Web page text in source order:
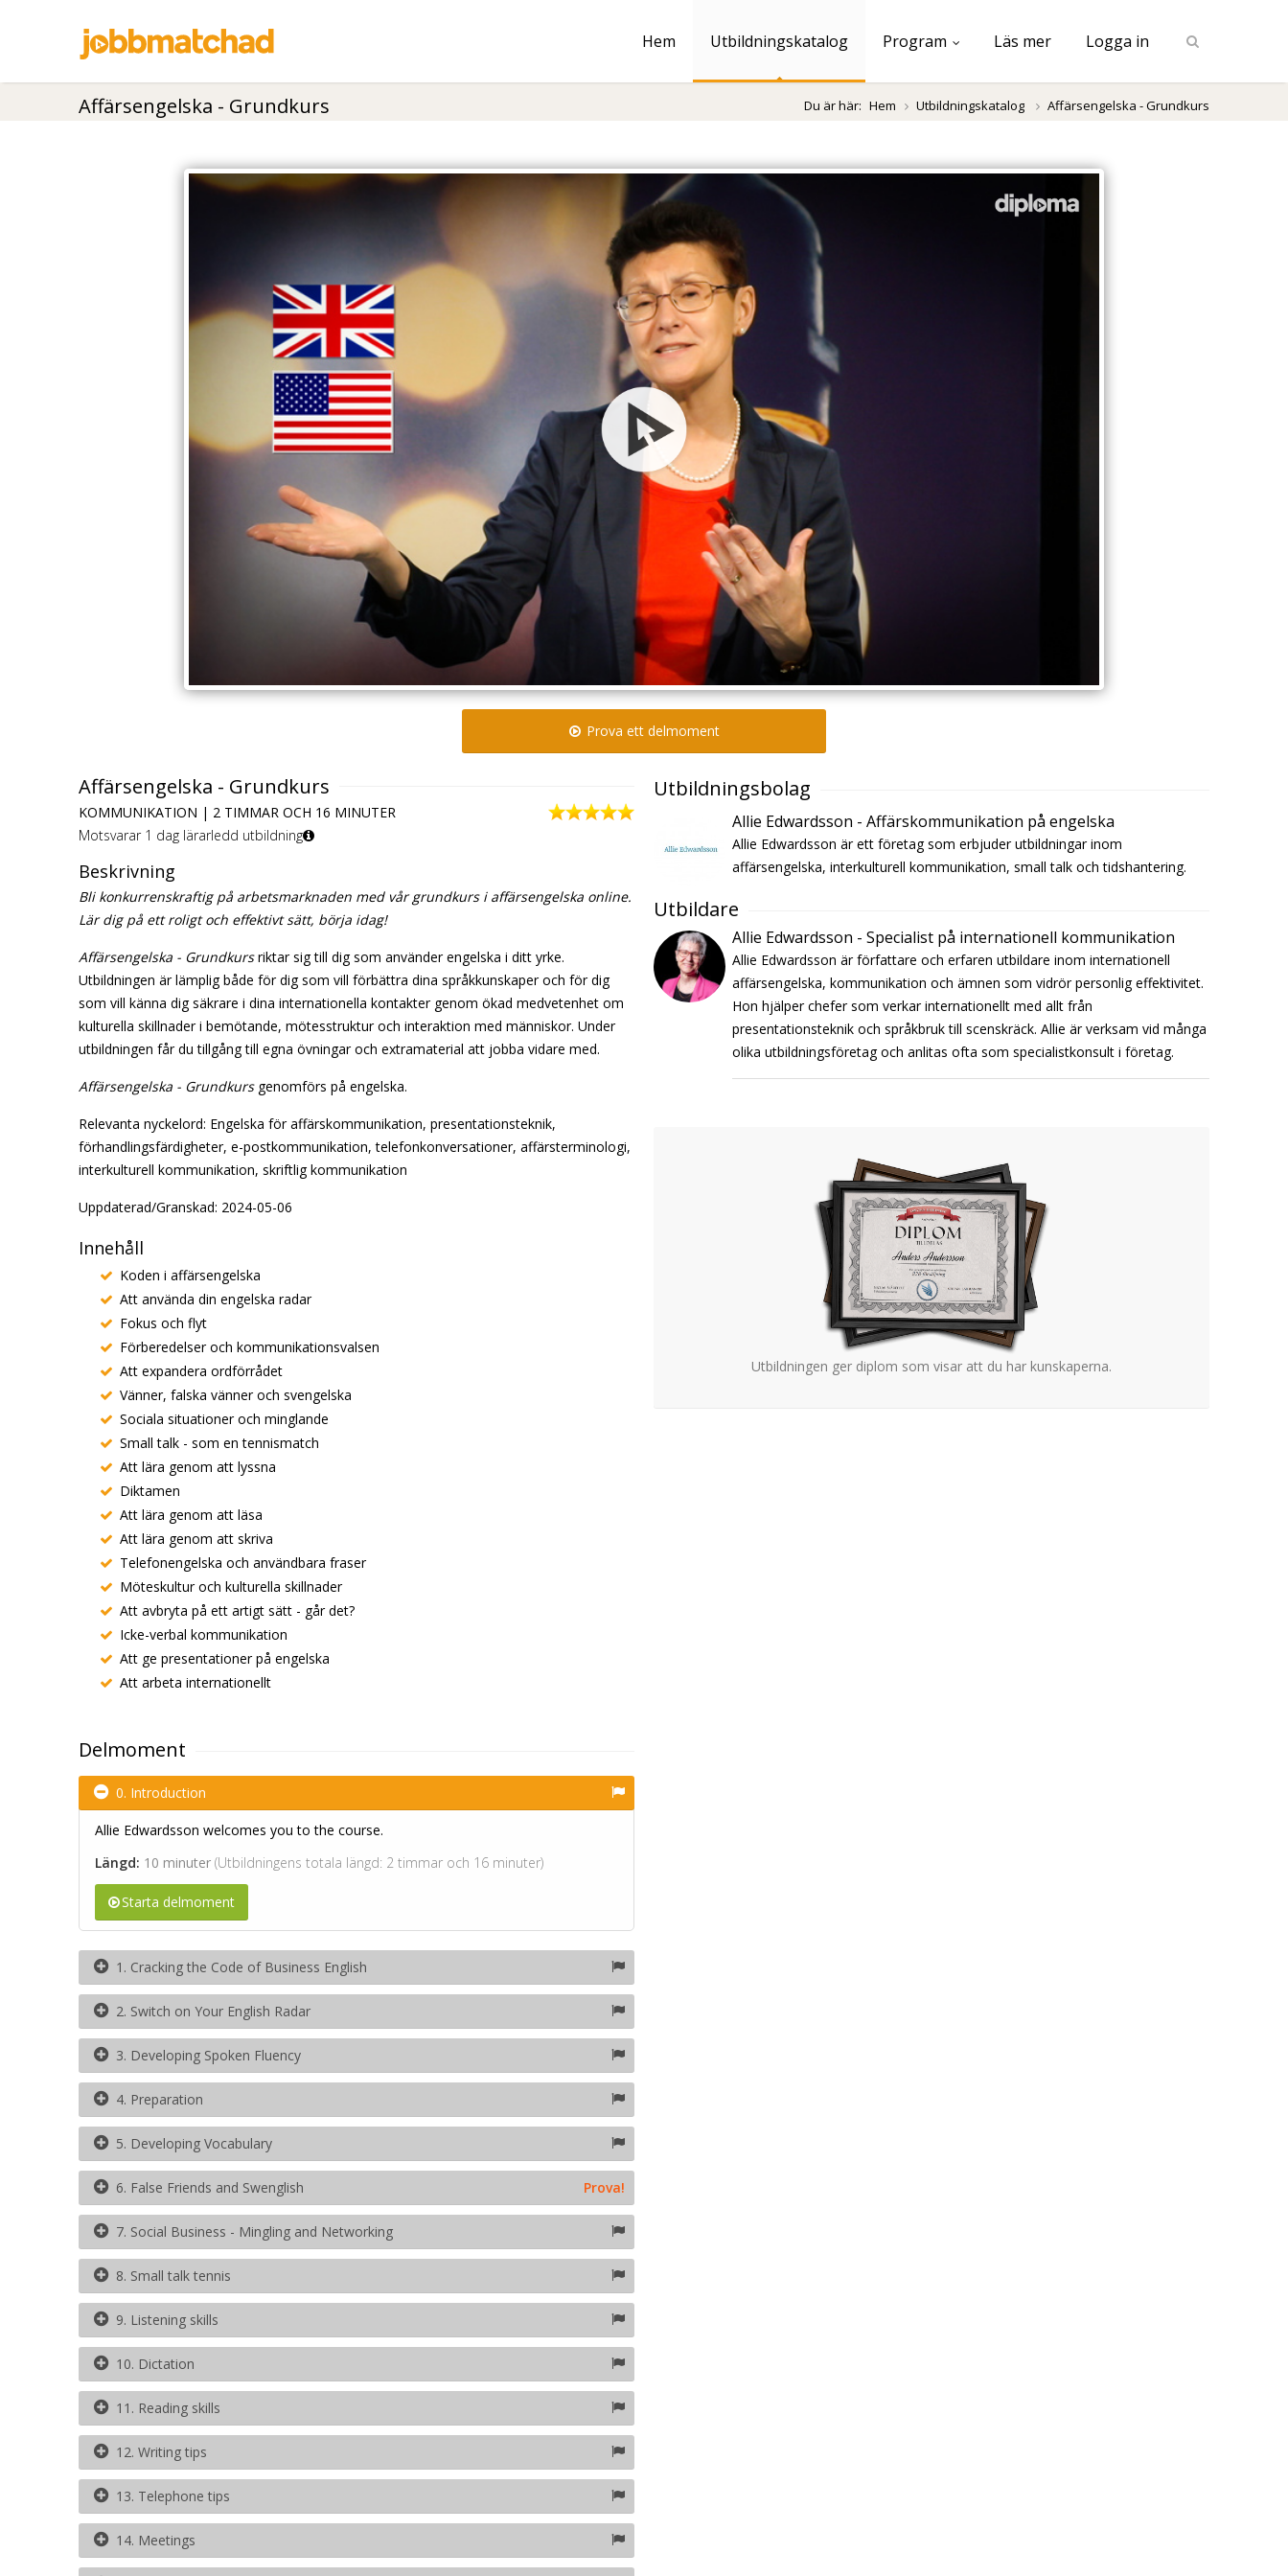
Hem Utbildningskatalog Program Läs mer Logga in
Affärsengelska - Grundkurs Du är här: Hem Utbildningskatalog Affärsengelska - Grundkurs
Prova ett delmoment
Affärsengelska - Grundkurs
KOMMUNIKATION | 2 TIMMAR OCH 16 MINUTER
Motsvarar 1 dag lärarledd utbildning
Beskrivning
Bli konkurrenskraftig på arbetsmarknaden med vår grundkurs i affärsengelska online.
Lär dig på ett roligt och effektivt sätt, börja idag!
Affärsengelska - Grundkursriktar sig till dig som använder engelska i ditt yrke.
Utbildningen är lämplig både för dig som vill förbättra dina språkkunskaper och för dig
som vill känna dig säkrare i dina internationella kontakter genom ökad medvetenhet om
kulturella skillnader i bemötande, mötesstruktur och interaktion med människor. Under
utbildningen får du tillgång till egna övningar och extramaterial att jobba vidare med.
Affärsengelska - Grundkursgenomförs på engelska.
Relevanta nyckelord: Engelska för affärskommunikation, presentationsteknik,
förhandlingsfärdigheter, e-postkommunikation, telefonkonversationer, affärsterminologi,
interkulturell kommunikation, skriftlig kommunikation
Uppdaterad/Granskad: 2024-05-06
Innehåll
Koden i affärsengelska
Att använda din engelska radar
Fokus och flyt
Förberedelser och kommunikationsvalsen
Att expandera ordförrådet
Vänner, falska vänner och svengelska
Sociala situationer och minglande
Small talk - som en tennismatch
Att lära genom att lyssna
Diktamen
Att lära genom att läsa
Att lära genom att skriva
Telefonengelska och användbara fraser
Möteskultur och kulturella skillnader
Att avbryta på ett artigt sätt - går det?
Icke-verbal kommunikation
Att ge presentationer på engelska
Att arbeta internationellt
Delmoment
0. Introduction
Allie Edwardsson welcomes you to the course.
Längd: 10 minuter (Utbildningens totala längd: 2 timmar och 16 minuter)
Starta delmoment
1. Cracking the Code of Business English
2. Switch on Your English Radar
3. Developing Spoken Fluency
4. Preparation
5. Developing Vocabulary
6. False Friends and Swenglish Prova!
7. Social Business - Mingling and Networking
8. Small talk tennis
9. Listening skills
10. Dictation
11. Reading skills
12. Writing tips
13. Telephone tips
14. Meetings
Utbildningsbolag
Allie Edwardsson - Affärskommunikation på engelska
Allie Edwardsson är ett företag som erbjuder utbildningar inom
affärsengelska, interkulturell kommunikation, small talk och tidshantering.
Utbildare
Allie Edwardsson - Specialist på internationell kommunikation
Allie Edwardsson är författare och erfaren utbildare inom internationell
affärsengelska, kommunikation och ämnen som vidrör personlig effektivitet.
Hon hjälper chefer som verkar internationellt med allt från
presentationsteknik och språkbruk till scenskräck. Allie är verksam vid många
olika utbildningsföretag och anlitas ofta som specialistkonsult i företag.
Utbildningen ger diplom som visar att du har kunskaperna.